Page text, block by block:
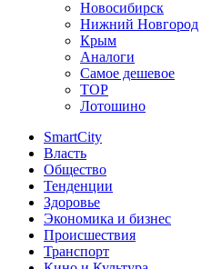
Новосибирск
Нижний Новгород
Крым
Аналоги
Самое дешевое
TOP
Лотошино
SmartCity
Власть
Общество
Тенденции
Здоровье
Экономика и бизнес
Происшествия
Транспорт